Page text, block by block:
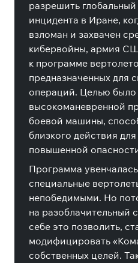
разрешить
инцидента в Иране,
взломан и захвачен
кибервойны, армия
к программе
предназначенных для
операций. Целью было
высокоманевренной
боевой машины,
близкого действия
повышенной
Программа
специальные
непобедимыми. Но
на разоблачительный
себе это позволить,
модифицировать
собственных целей.